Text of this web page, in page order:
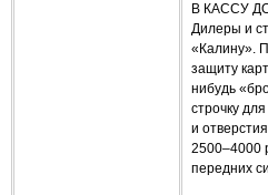
В КАССУ
Дилеры и
«Калину».
защиту
нибудь
строчку
и
2500–4000
передних